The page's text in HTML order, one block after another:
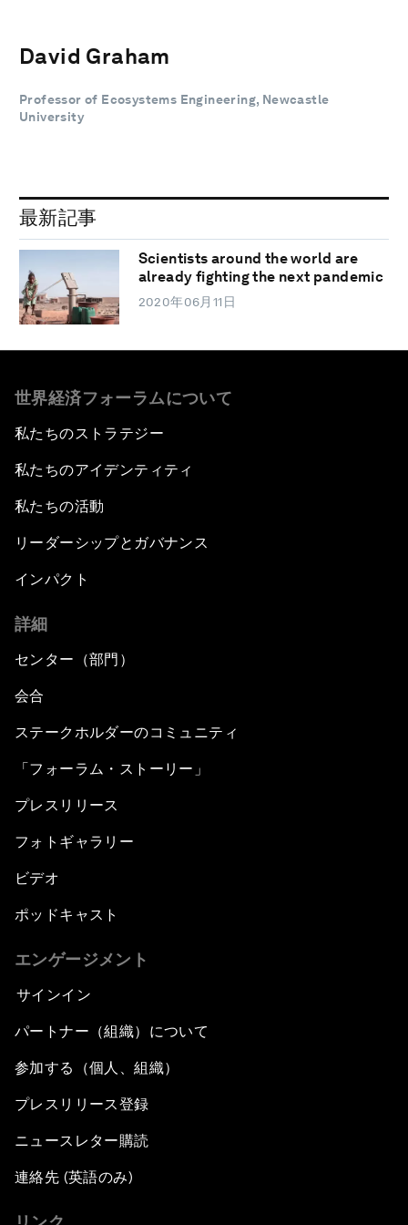
David Graham
Professor of Ecosystems Engineering, Newcastle
University
最新記事
Scientists around the world are
already fighting the next pandemic
2020年06月11日
世界経済フォーラムについて
私たちのストラテジー
私たちのアイデンティティ
私たちの活動
リーダーシップとガバナンス
インパクト
詳細
センター（部門）
会合
ステークホルダーのコミュニティ
「フォーラム・ストーリー」
プレスリリース
フォトギャラリー
ビデオ
ポッドキャスト
エンゲージメント
サインイン
パートナー（組織）について
参加する（個人、組織）
プレスリリース登録
ニュースレター購読
連絡先 (英語のみ)